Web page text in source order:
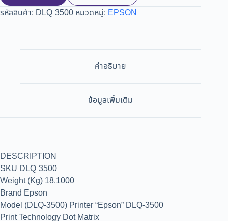
รหัสสินค้า: DLQ-3500 หมวดหมู่: EPSON
คำอธิบาย
ข้อมูลเพิ่มเติม
DESCRIPTION
SKU DLQ-3500
Weight (Kg) 18.1000
Brand Epson
Model (DLQ-3500) Printer “Epson” DLQ-3500
Print Technology Dot Matrix